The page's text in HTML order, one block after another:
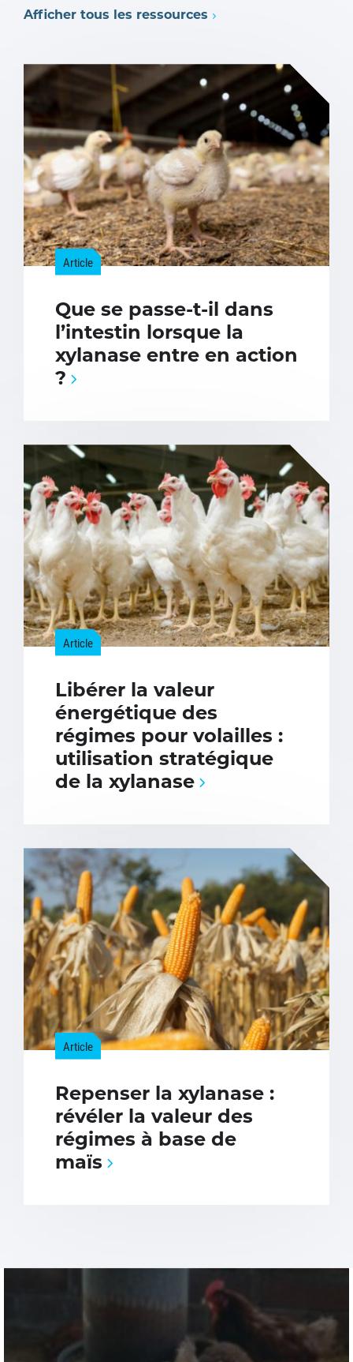
Afficher tous les ressources
Article
Que se passe-t-il dans
l’intestin lorsque la
xylanase entre en action
?
Article
Libérer la valeur
énergétique des
régimes pour volailles :
utilisation stratégique
de la xylanase
Article
Repenser la xylanase :
révéler la valeur des
régimes à base de
maïs